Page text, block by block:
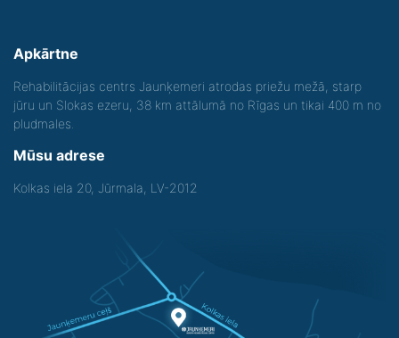
Apkārtne
Rehabilitācijas centrs Jaunķemeri atrodas priežu mežā, starp
jūru un Slokas ezeru, 38 km attālumā no Rīgas un tikai 400 m no
pludmales.
Mūsu adrese
Kolkas iela 20, Jūrmala, LV-2012